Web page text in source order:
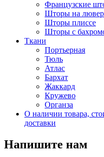
Французские
Шторы на
Шторы плиссе
Шторы с
Ткани
Портьерная
Тюль
Атлас
Бархат
Жаккард
Кружево
Органза
О наличии товара,
доставки
Напишите нам